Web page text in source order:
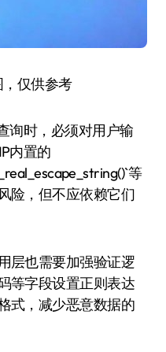
仅供参考
询时，必须对用户输
内置的
等
险，但不应依赖它们
层也需要加强验证逻
等字段设置正则表达
式，减少恶意数据的